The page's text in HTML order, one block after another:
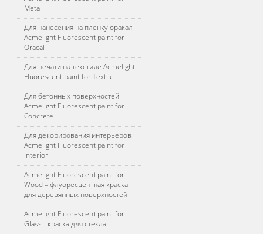
Metal
Для нанесения на пленку оракал
Acmelight Fluorescent paint for
Oracal
Для печати на текстиле Acmelight
Fluorescent paint for Textile
Для бетонных поверхностей
Acmelight Fluorescent paint for
Concrete
Для декорирования интерьеров
Acmelight Fluorescent paint for
Interior
Acmelight Fluorescent paint for
Wood – флуоресцентная краска
для деревянных поверхностей
Acmelight Fluorescent paint for
Glass - краска для стекла